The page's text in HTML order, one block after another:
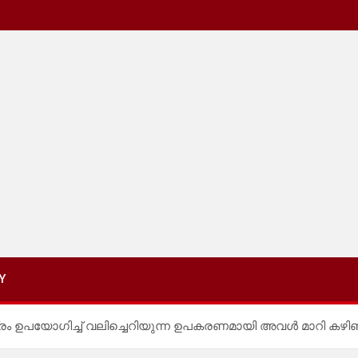
വലിച്ചെറിയുന്ന ഉപകരണമായി അവൾ മാറി